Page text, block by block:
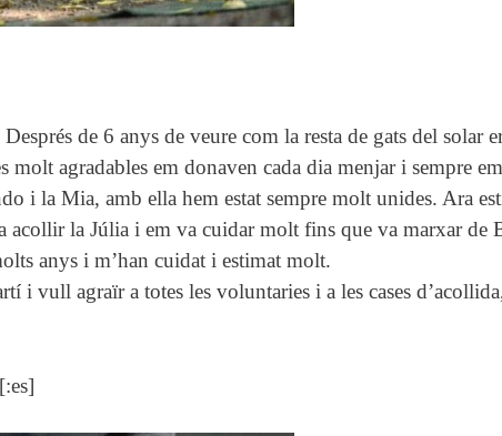
de 6 anys de veure com la resta de gats del solar
molt agradables em donaven cada dia menjar i sempre
i la Mia, amb ella hem estat sempre molt unides. Ara
acollir la Júlia i em va cuidar molt fins que va marxar de
anys i m’han cuidat i estimat molt.
i vull agraïr a totes les voluntaries i a les cases
[:es]